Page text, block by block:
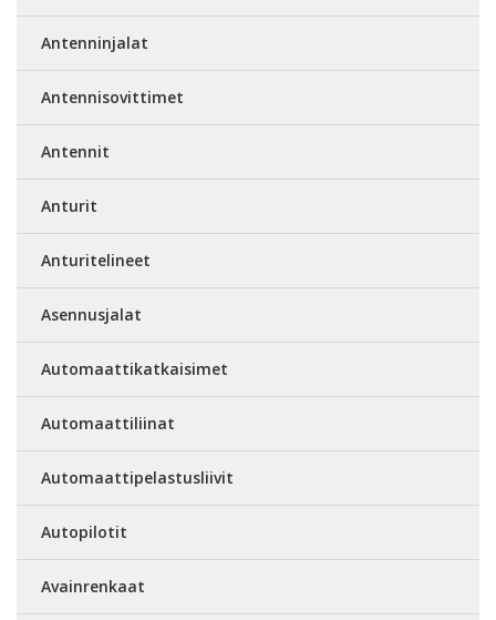
Antenninjalat
Antennisovittimet
Antennit
Anturit
Anturitelineet
Asennusjalat
Automaattikatkaisimet
Automaattiliinat
Automaattipelastusliivit
Autopilotit
Avainrenkaat